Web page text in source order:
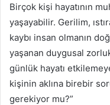
Birçok kişi hayatının
yaşayabilir. Gerilim,
kaybı insan olmanın
yaşanan duygusal
günlük hayatı
kişinin aklına birebir
gerekiyor mu?”